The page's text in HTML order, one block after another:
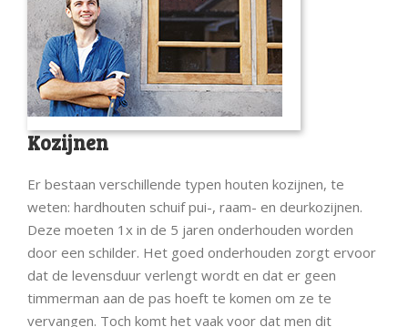
Kozijnen
Er bestaan verschillende typen houten kozijnen, te
weten: hardhouten schuif pui-, raam- en deurkozijnen.
Deze moeten 1x in de 5 jaren onderhouden worden
door een schilder. Het goed onderhouden zorgt ervoor
dat de levensduur verlengt wordt en dat er geen
timmerman aan de pas hoeft te komen om ze te
vervangen. Toch komt het vaak voor dat men dit